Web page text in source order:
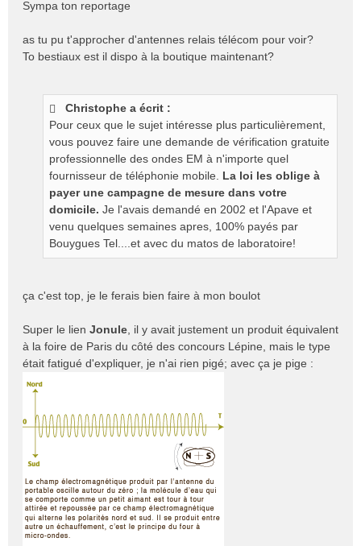
s
a
g
Sympa ton reportage
as tu pu t'approcher d'antennes relais télécom pour voir?
To bestiaux est il dispo à la boutique maintenant?
Christophe a écrit :
Pour ceux que le sujet intéresse plus particulièrement,
vous pouvez faire une demande de vérification gratuite
professionnelle des ondes EM à n'importe quel
fournisseur de téléphonie mobile. La loi les oblige à
payer une campagne de mesure dans votre
domicile. Je l'avais demandé en 2002 et l'Apave et
venu quelques semaines apres, 100% payés par
Bouygues Tel....et avec du matos de laboratoire!
ça c'est top, je le ferais bien faire à mon boulot
Super le lien Jonule , il y avait justement un produit équivalent
à la foire de Paris du côté des concours Lépine, mais le type
était fatigué d'expliquer, je n'ai rien pigé; avec ça je pige :